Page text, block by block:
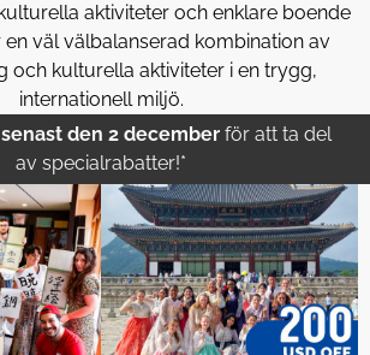
aktiviteter och enklare boende
en väl välbalanserad kombination av
och kulturella aktiviteter i en trygg,
internationell miljö.
den 2 decemberför att ta del
av specialrabatter!*